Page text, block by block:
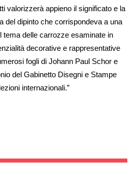
valorizzerà appieno il significato e la
del dipinto che corrispondeva a una
delle carrozze esaminate in
decorative e rappresentative
fogli di Johann Paul Schor e
del Gabinetto Disegni e Stampe
internazionali.”